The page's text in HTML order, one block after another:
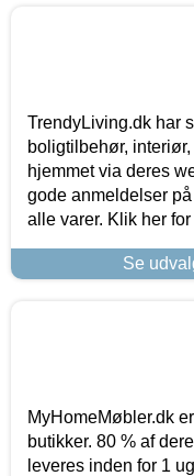
TrendyLiving.dk har
boligtilbehør,
hjemmet via deres
gode anmeldelser
alle varer. Klik her
Se
MyHomeMøbler.dk
butikker. 80 % af
leveres inden for 1